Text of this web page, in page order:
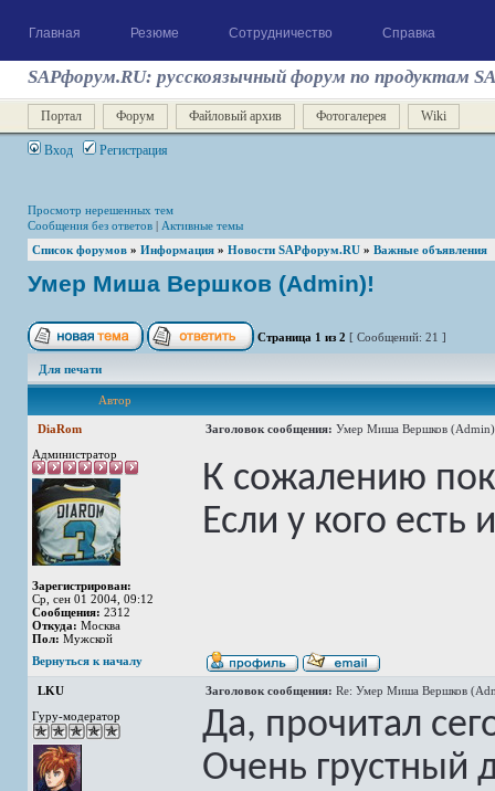
Главная Резюме Сотрудничество Справка
SAPфорум.RU: русскоязычный форум по продуктам
Портал Форум Файловый архив Фотогалерея Wiki
Вход Регистрация
Просмотр нерешенных тем
Сообщения без ответов | Активные темы
Список форумов » Информация » Новости SAPфорум.RU » Важные объявления
Умер Миша Вершков (Admin)!
Страница 1 из 2 [ Сообщений: 21 ]
Для печати
Автор
DiaRom Заголовок сообщения: Умер Миша Вершков
Администратор
Зарегистрирован:
Ср, сен 01 2004, 09:12
Сообщения: 2312
Откуда: Москва
Пол: Мужской
К сожалению
Если у кого
Вернуться к началу
LKU Заголовок сообщения: Re: Умер Миша Вершков
Гуру-модератор
Да, прочитал
Очень грустный